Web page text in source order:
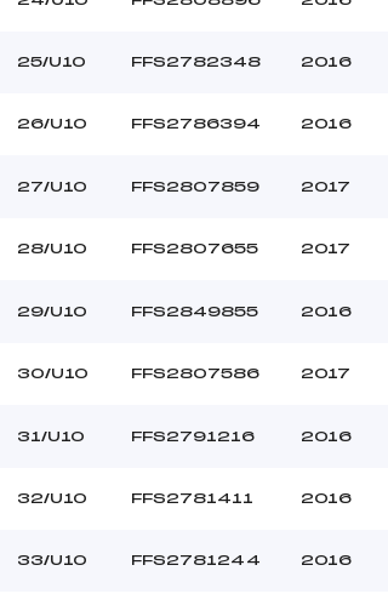
25/U10 FFS2782348 2016
26/U10 FFS2786394 2016
27/U10 FFS2807859 2017
28/U10 FFS2807655 2017
29/U10 FFS2849855 2016
30/U10 FFS2807586 2017
31/U10 FFS2791216 2016
32/U10 FFS2781411 2016
33/U10 FFS2781244 2016